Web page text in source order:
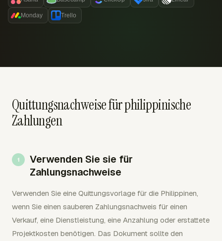
Monday Trello
Quittungsnachweise für philippinische
Zahlungen
Verwenden Sie sie für
Zahlungsnachweise
Verwenden Sie eine Quittungsvorlage für die Philippinen,
wenn Sie einen sauberen Zahlungsnachweis für einen
Verkauf, eine Dienstleistung, eine Anzahlung oder erstattete
Projektkosten benötigen. Das Dokument sollte den